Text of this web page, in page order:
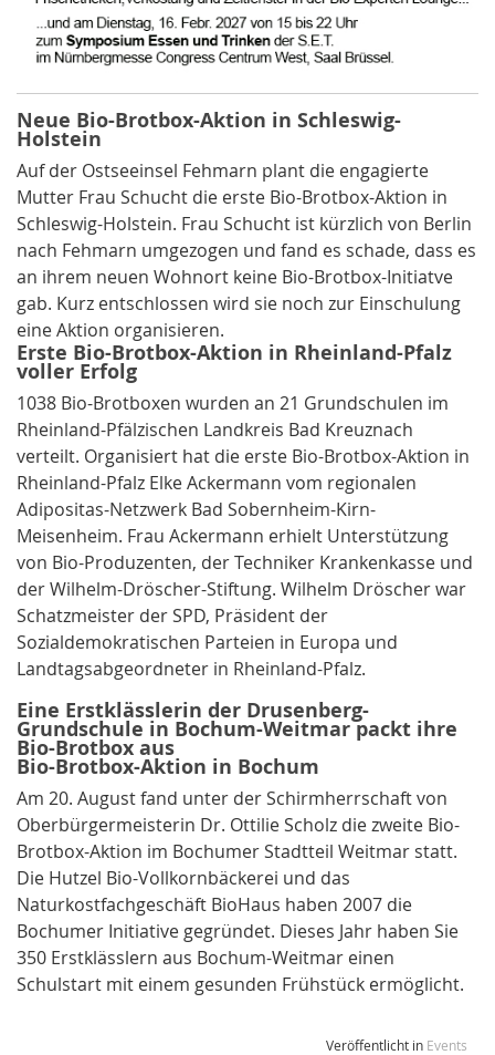
Neue Bio-Brotbox-Aktion in Schleswig-
Holstein
Auf der Ostseeinsel Fehmarn plant die engagierte
Mutter Frau Schucht die erste Bio-Brotbox-Aktion in
Schleswig-Holstein. Frau Schucht ist kürzlich von Berlin
nach Fehmarn umgezogen und fand es schade, dass es
an ihrem neuen Wohnort keine Bio-Brotbox-Initiatve
gab. Kurz entschlossen wird sie noch zur Einschulung
eine Aktion organisieren.
Erste Bio-Brotbox-Aktion in Rheinland-Pfalz
voller Erfolg
1038 Bio-Brotboxen wurden an 21 Grundschulen im
Rheinland-Pfälzischen Landkreis Bad Kreuznach
verteilt. Organisiert hat die erste Bio-Brotbox-Aktion in
Rheinland-Pfalz Elke Ackermann vom regionalen
Adipositas-Netzwerk Bad Sobernheim-Kirn-
Meisenheim. Frau Ackermann erhielt Unterstützung
von Bio-Produzenten, der Techniker Krankenkasse und
der Wilhelm-Dröscher-Stiftung. Wilhelm Dröscher war
Schatzmeister der SPD, Präsident der
Sozialdemokratischen Parteien in Europa und
Landtagsabgeordneter in Rheinland-Pfalz.
Eine Erstklässlerin der Drusenberg-
Grundschule in Bochum-Weitmar packt ihre
Bio-Brotbox aus
Bio-Brotbox-Aktion in Bochum
Am 20. August fand unter der Schirmherrschaft von
Oberbürgermeisterin Dr. Ottilie Scholz die zweite Bio-
Brotbox-Aktion im Bochumer Stadtteil Weitmar statt.
Die Hutzel Bio-Vollkornbäckerei und das
Naturkostfachgeschäft BioHaus haben 2007 die
Bochumer Initiative gegründet. Dieses Jahr haben Sie
350 Erstklässlern aus Bochum-Weitmar einen
Schulstart mit einem gesunden Frühstück ermöglicht.
Veröffentlicht in Events